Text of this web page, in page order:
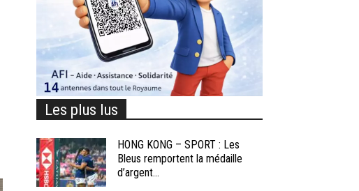
Les plus lus
HONG KONG – SPORT : Les
Bleus remportent la médaille
d’argent...